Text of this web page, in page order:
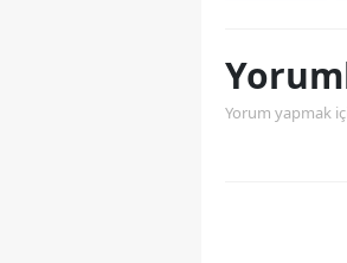
Yorum yapmak